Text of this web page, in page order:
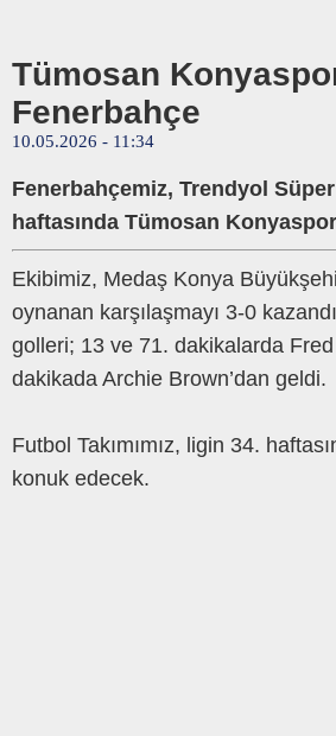
Tümosan
Fenerbahçe
10.05.2026 - 11:34
Fenerbahçemiz, Trendyol
haftasında Tümosan
Ekibimiz, Medaş Konya
oynanan karşılaşmayı 3-0
golleri; 13 ve 71. dakikalarda
dakikada Archie Brown’dan geldi.
Futbol Takımımız, ligin 34.
konuk edecek.